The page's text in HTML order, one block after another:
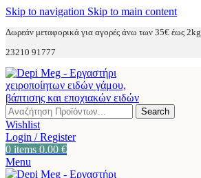
Skip to navigation Skip to main content
Δωρεάν μεταφορικά για αγορές άνω των 35€ έως 2kg
23210 91777
Search
Wishlist
Login / Register
0 items 0.00 €
Menu